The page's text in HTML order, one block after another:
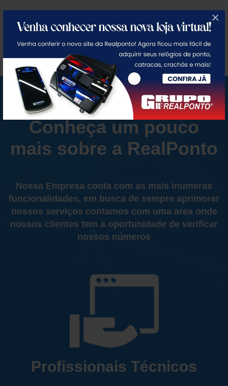
×
marcações do seu
pendrive. É tudo online.
Conheça um pouco
mais sobre a RealPonto
Nossa Empresa conta com as mais inumeras
funcionalidades, em busca de sempre aprimorar
nossos serviços contamos com uma area onde
nossos clientes tem a oportunidade de verificar
nossos números
Profissionais Técnicos